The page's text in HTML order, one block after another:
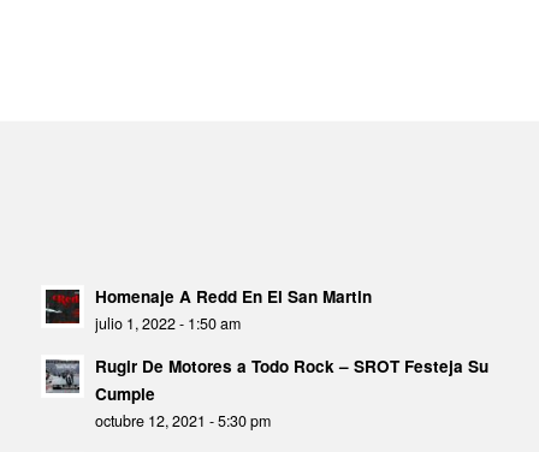
Homenaje A Redd En El San Martin
julio 1, 2022 - 1:50 am
Rugir De Motores a Todo Rock – SROT Festeja Su
Cumple
octubre 12, 2021 - 5:30 pm